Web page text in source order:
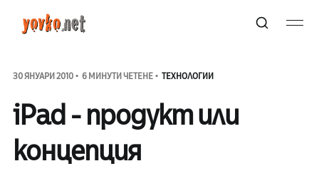
30 ЯНУАРИ 2010 6 МИНУТИ ЧЕТЕНЕ ТЕХНОЛОГИИ
iPad - продукт или
концепция